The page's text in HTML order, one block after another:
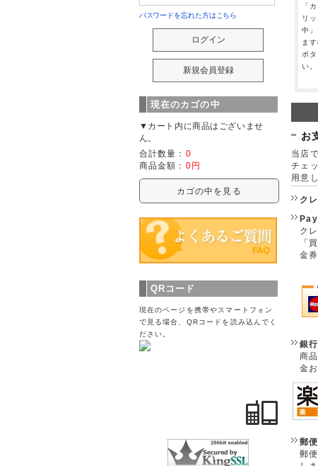
「
リ
中
ま
ボ
い。
お
当店
チェ
用意
ク
ク
「
金
銀
商
金
郵
郵
パスワードを忘れた方はこちら
現在のカゴの中
▼カート内に商品はございませ
ん。
合計数量： 0
商品金額： 0円
カゴの中を見る
QRコード
現在のページを携帯やスマートフォン
で見る場合、QRコードを読み込んでく
ださい。